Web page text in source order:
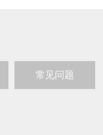
常见问题